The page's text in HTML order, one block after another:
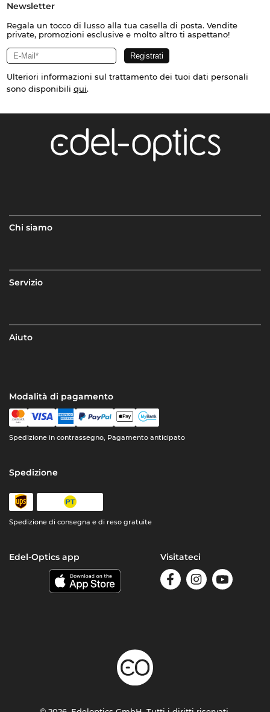
Newsletter
Regala un tocco di lusso alla tua casella di posta. Vendite
private, promozioni esclusive e molto altro ti aspettano!
Ulteriori informazioni sul trattamento dei tuoi dati personali
sono disponibili qui.
Chi siamo
Servizio
Aiuto
Modalità di pagamento
Spedizione in contrassegno, Pagamento anticipato
Spedizione
Spedizione di consegna e di reso gratuite
Edel-Optics app Visitateci